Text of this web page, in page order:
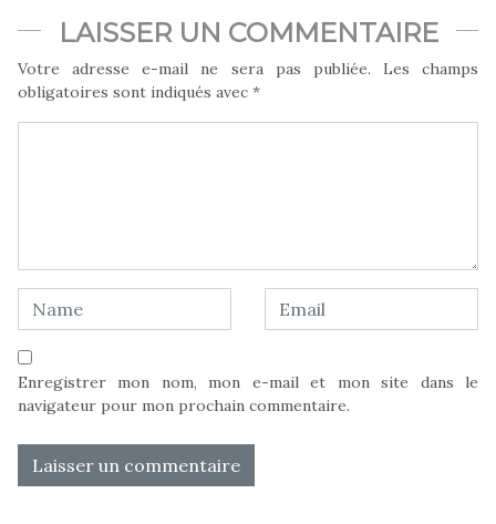
LAISSER UN COMMENTAIRE
Votre adresse e-mail ne sera pas publiée.
Les champs
obligatoires sont indiqués avec *
Enregistrer mon nom, mon e-mail et mon site dans le
navigateur pour mon prochain commentaire.